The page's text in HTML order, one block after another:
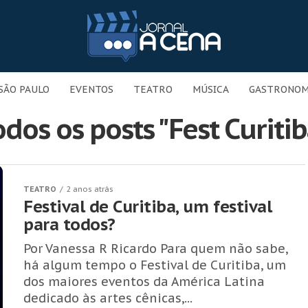
PAULO EVENTOS TEATRO MÚSICA
os posts "Fest
TEATRO 2 anos atrás
Festival de Curitiba, um festival
para todos?
Por Vanessa R Ricardo Para quem não sabe,
há algum tempo o Festival de Curitiba, um
dos maiores eventos da América Latina
dedicado às artes cênicas,...